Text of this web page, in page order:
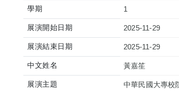
學期 1
展演開始日期 2025-11-29
展演結束日期 2025-11-29
中文姓名 黃嘉笙
展演主題 中華民國大專校